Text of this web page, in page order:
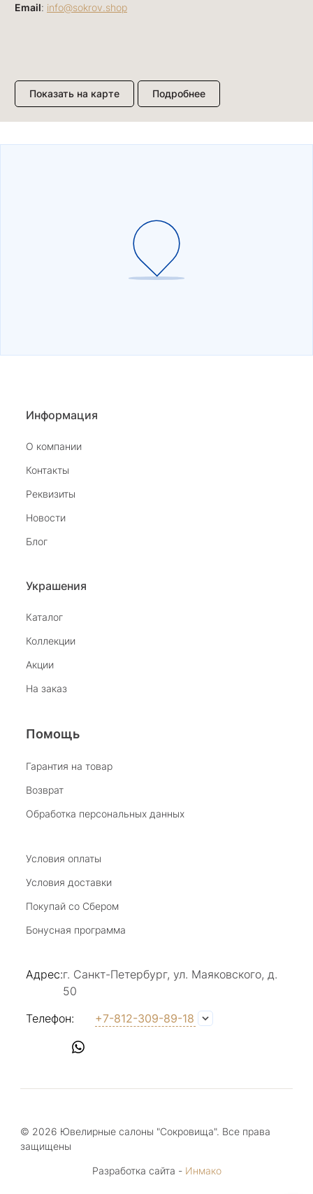
Email: info@sokrov.shop
Показать на карте Подробнее
Информация
О компании
Контакты
Реквизиты
Новости
Блог
Украшения
Каталог
Коллекции
Акции
На заказ
Помощь
Гарантия на товар
Возврат
Обработка персональных данных
Условия оплаты
Условия доставки
Покупай со Сбером
Бонусная программа
Адрес:г. Санкт-Петербург, ул. Маяковского, д.
50
Телефон:
+7-812-309-89-18
© 2026 Ювелирные салоны "Сокровища". Все права
защищены
Разработка сайта - Инмако